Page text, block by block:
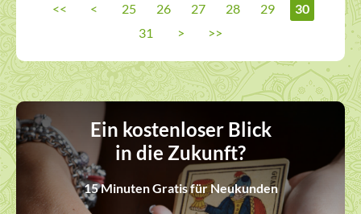
<< < 25 26 27 28 29
30
31
> >>
Ein kostenloser Blick
in die Zukunft?
15 Minuten Gratis für Neukunden